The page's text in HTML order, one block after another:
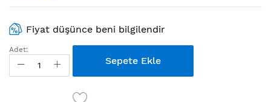
Fiyat düşünce beni bilgilendir
Adet:
Sepete Ekle